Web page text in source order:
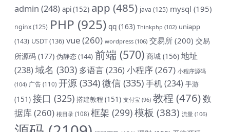
admin (248) api(152) app (485) java (125) mysql (195)
nginx(125) PHP (925) qq (163) Thinkphp (102) uniapp
(143) USDT(136) vue(260) wordpress (106) 交易所 (200) 交易
所源码 (177) 伪静态(144) 前端 (570) 商城 (156) 地址
(238)域名 (303) 多语言(236) 小程序(267) 小程序源码
(104) 广告 (110) 开源 (334)微信 (335)手机(234) 手游
(151) 接口 (325) 搭建教程 (151) 支付宝 (96) 教程 (476)数
据库(260) 根目录 (108) 框架 (299)模板 (383) 流量 (106)